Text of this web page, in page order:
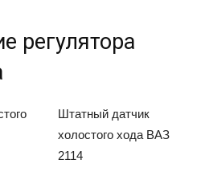
регулятора
Штатный датчик
холостого хода ВАЗ
2114